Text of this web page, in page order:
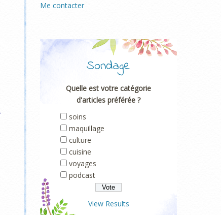
Me contacter
Sondage
Quelle est votre catégorie
d'articles préférée ?
soins
maquillage
culture
cuisine
voyages
podcast
View Results